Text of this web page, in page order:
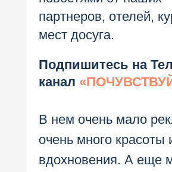
партнеров, отелей,
мест досуга.
Подпишитесь на
канал
В нем очень мало
очень много красоты
вдохновения. А еще